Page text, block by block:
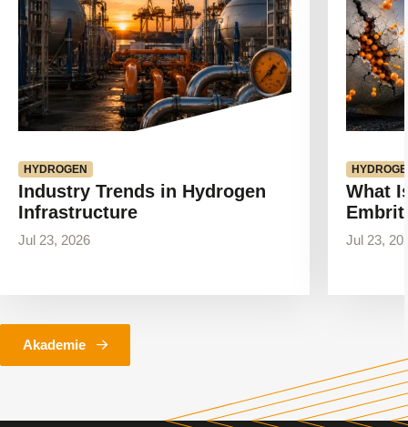
HYDROGEN
Industry Trends in Hydrogen
Infrastructure
Jul 23, 2026
What
Jul 23,
Akademie